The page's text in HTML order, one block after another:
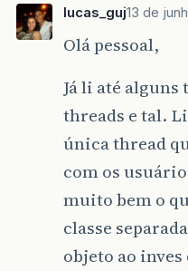
lucas_guj13 de
Olá pessoal,
Já li até
threads e tal.
única thread
com os
muito bem o
classe
objeto ao